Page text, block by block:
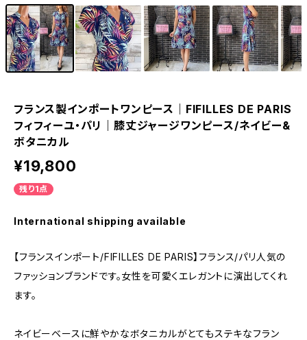
フランス製インポートワンピース｜FIFILLES DE PARIS
フィフィーユ・パリ｜膝丈ジャージワンピース/ネイビー&
ボタニカル
¥19,800
残り1点
International shipping available
【フランスインポート/FIFILLES DE PARIS】フランス/パリ人気の
ファッションブランドです。女性を可愛くエレガントに演出してくれ
ます。
ネイビーベースに鮮やかなボタニカルがとてもステキなフラン